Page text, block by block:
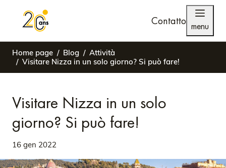
Contatto menu
Home page Blog
Attività
Visitare Nizza in un solo giorno? Si può fare!
Visitare Nizza in un solo
giorno? Si può fare!
16 gen 2022